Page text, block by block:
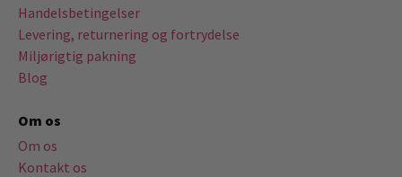
Handelsbetingelser
Levering, returnering og fortrydelse
Miljørigtig pakning
Blog
Om os
Om os
Kontakt os